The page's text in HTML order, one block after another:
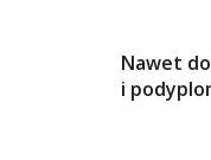
Nawet
i